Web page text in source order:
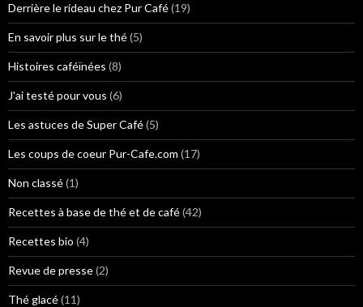
Derrière le rideau chez Pur Café(19)
En savoir plus sur le thé(5)
Histoires caféïnées (8)
J'ai testé pour vous (6)
Les astuces de Super Café(5)
Les coups de coeur Pur-Cafe.com (17)
Non classé(1)
Recettes à base de thé et de café(42)
Recettes bio (4)
Revue de presse(2)
Thé glacé(11)